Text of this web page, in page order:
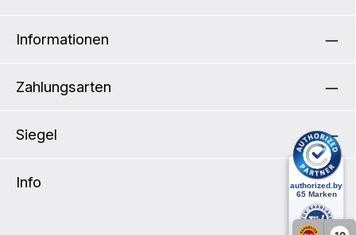
Informationen
Zahlungsarten
Siegel
Info